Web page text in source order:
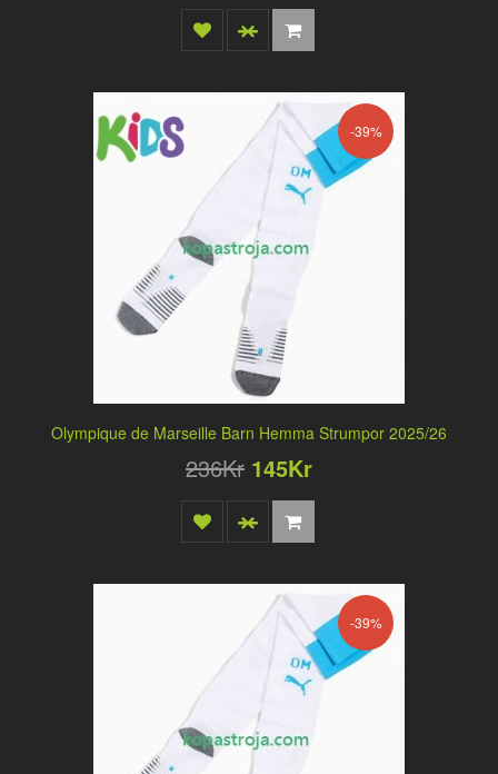
-39%
Olympique de Marseille Barn Hemma Strumpor 2025/26
236Kr 145Kr
-39%